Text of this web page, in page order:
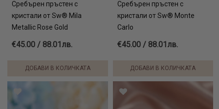
Сребърен пръстен с
кристали от Sw® Mila
Metallic Rose Gold
€45.00 / 88.01лв.
ДОБАВИ В КОЛИЧКАТА
Сребърен пръстен с
кристали от Sw® Monte
Carlo
€45.00 / 88.01лв.
ДОБАВИ В КОЛИЧКАТА